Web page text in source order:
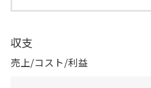
収支
売上/コスト/利益